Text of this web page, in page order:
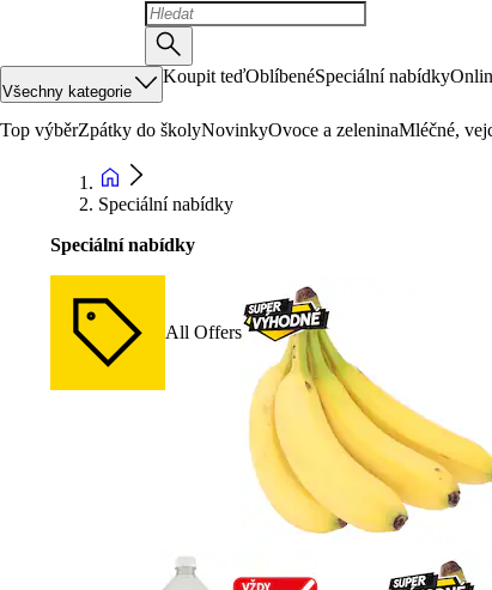
Všechny kategorie
Koupit teďOblíbenéSpeciální nabídky
Top výběrZpátky do školyNovinkyOvoce a zeleninaMléčné,
Speciální nabídky
Speciální nabídky
All Offers